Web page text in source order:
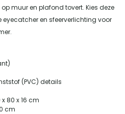
muur en plafond tovert. Kies deze
en sfeerverlichting voor
(PVC) details
80 x 16 cm
cm